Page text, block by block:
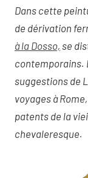
Dans cette
de dérivation
à la Dosso, se
contemporains.
suggestions de
voyages à
patents de la
chevaleresque.